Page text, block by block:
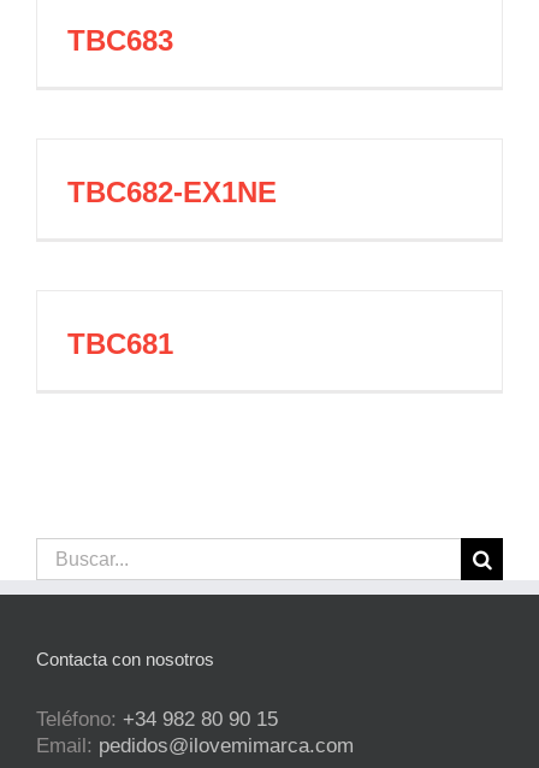
TBC683
TBC682-EX1NE
TBC681
Buscar:
Contacta con nosotros
Teléfono: +34 982 80 90 15
Email: pedidos@ilovemimarca.com